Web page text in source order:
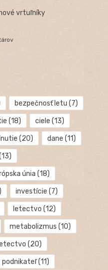
vrtuľníky
bezpečnosť letu (7)
(18) ciele (13)
(20) dane (11)
únia (18)
investície (7)
letectvo (12)
metabolizmus (10)
(20)
podnikateľ(11)